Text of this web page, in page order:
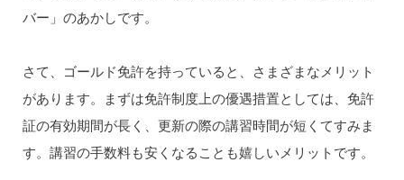
バー」のあかしです。
さて、ゴールド免許を持っていると、さまざまなメリット
があります。まずは免許制度上の優遇措置としては、免許
証の有効期間が長く、更新の際の講習時間が短くてすみま
す。講習の手数料も安くなることも嬉しいメリットです。